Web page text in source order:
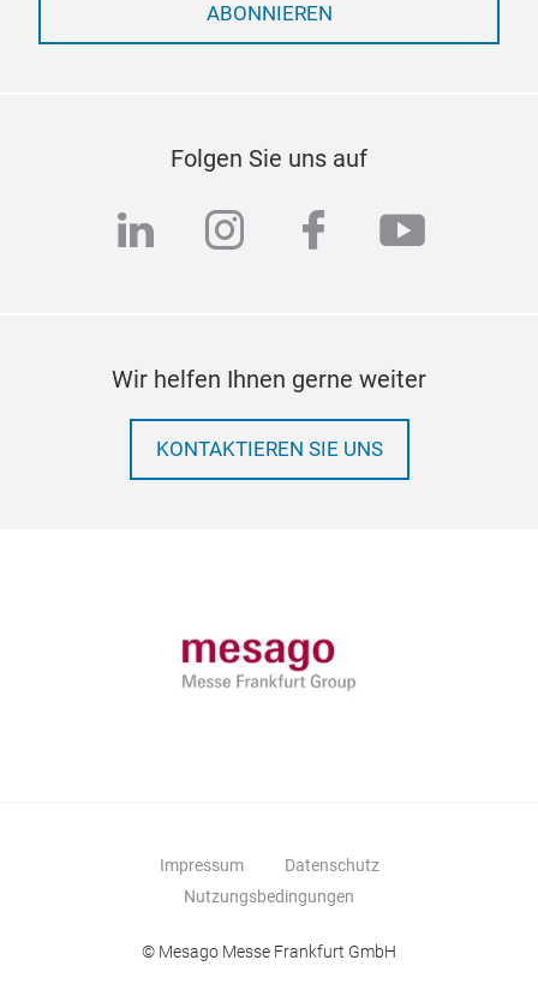
ABONNIEREN
Folgen Sie uns auf
linkedininstagram
facebook
Wir helfen Ihnen gerne weiter
KONTAKTIEREN SIE UNS
Impressum
Datenschutz
Nutzungsbedingungen
© Mesago Messe Frankfurt GmbH